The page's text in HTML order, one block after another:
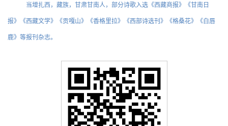
当增扎西，藏族，甘肃甘南人，部分诗歌入选《西藏商报》《甘南日
报》《西藏文学》《贡嘎山》《香格里拉》《西部诗选刊》《格桑花》《白唇
鹿》等报刊杂志。